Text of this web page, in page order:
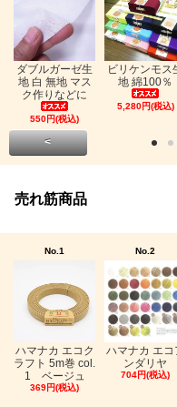
ダブルガーゼ生
地 白 無地 マス
ク作りなどに
550円(税込)
ビリケンモス
地 綿100％
5,280円(税込)
<
売れ筋商品
No.1
ハマナカ エコク
ラフト 5m巻 col.
1 ベージュ
369円(税込)
No.2
ハマナカ エコ
ンダリヤ
704円(税込)